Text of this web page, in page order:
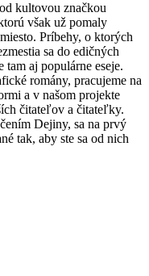
kultovou značkou
však už pomaly
Príbehy, o ktorých
sa do edičných
aj populárne eseje.
romány, pracujeme na
a v našom projekte
čitateľov a čitateľky.
Dejiny, sa na prvý
tak, aby ste sa od nich